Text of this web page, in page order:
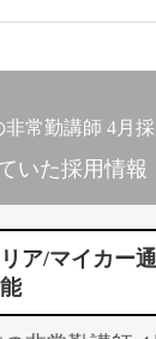
常勤講師 4月採
いた採用情報
ア/マイカー